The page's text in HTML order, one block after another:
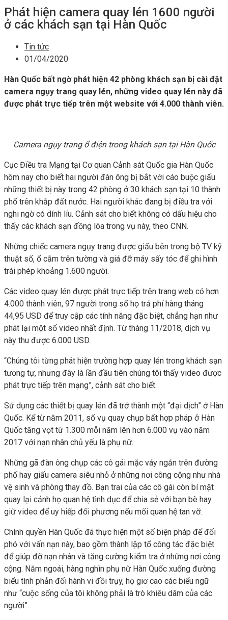
Phát hiện camera quay lén 1600 người
ở các khách sạn tại Hàn Quốc
Tin tức
01/04/2020
Hàn Quốc bất ngờ phát hiện 42 phòng khách sạn bị cài đặt
camera ngụy trang quay lén, những video quay lén này đã
được phát trực tiếp trên một website với 4.000 thành viên.
Camera ngụy trang ổ điện trong khách sạn tại Hàn Quốc
Cục Điều tra Mạng tại Cơ quan Cảnh sát Quốc gia Hàn Quốc
hôm nay cho biết hai người đàn ông bị bắt với cáo buộc giấu
những thiết bị này trong 42 phòng ở 30 khách sạn tại 10 thành
phố trên khắp đất nước. Hai người khác đang bị điều tra với
nghi ngờ có dính líu. Cảnh sát cho biết không có dấu hiệu cho
thấy các khách sạn đồng lõa trong vụ này, theo CNN.
Những chiếc camera ngụy trang được giấu bên trong bộ TV kỹ
thuật số, ổ cắm trên tường và giá đỡ máy sấy tóc để ghi hình
trái phép khoảng 1.600 người.
Các video quay lén được phát trực tiếp trên trang web có hơn
4.000 thành viên, 97 người trong số họ trả phí hàng tháng
44,95 USD để truy cập các tính năng đặc biệt, chẳng hạn như
phát lại một số video nhất định. Từ tháng 11/2018, dịch vụ
này thu được 6.000 USD.
“Chúng tôi từng phát hiện trường hợp quay lén trong khách sạn
tương tự, nhưng đây là lần đầu tiên chúng tôi thấy video được
phát trực tiếp trên mạng”, cảnh sát cho biết.
Sử dụng các thiết bị quay lén đã trở thành một “đại dịch” ở Hàn
Quốc. Kể từ năm 2011, số vụ quay chụp bất hợp pháp ở Hàn
Quốc tăng vọt từ 1.300 mỗi năm lên hơn 6.000 vụ vào năm
2017 với nạn nhân chủ yếu là phụ nữ.
Những gã đàn ông chụp các cô gái mặc váy ngắn trên đường
phố hay giấu camera siêu nhỏ ở những nơi công cộng như nhà
vệ sinh và phòng thay đồ. Bạn trai của các cô gái còn bí mật
quay lại cảnh họ quan hệ tình dục để chia sẻ với bạn bè hay
giữ video để uy hiếp đối phương nếu mối quan hệ tan vỡ.
Chính quyền Hàn Quốc đã thực hiện một số biện pháp để đối
phó với vấn nạn này, bao gồm thành lập tổ công tác đặc biệt
để giúp đỡ nạn nhân và tăng cường kiểm tra ở những nơi công
cộng. Năm ngoái, hàng nghìn phụ nữ Hàn Quốc xuống đường
biểu tình phản đối hành vi đồi trụy, họ giơ cao các biểu ngữ
như “cuộc sống của tôi không phải là trò khiêu dâm của các
người”.